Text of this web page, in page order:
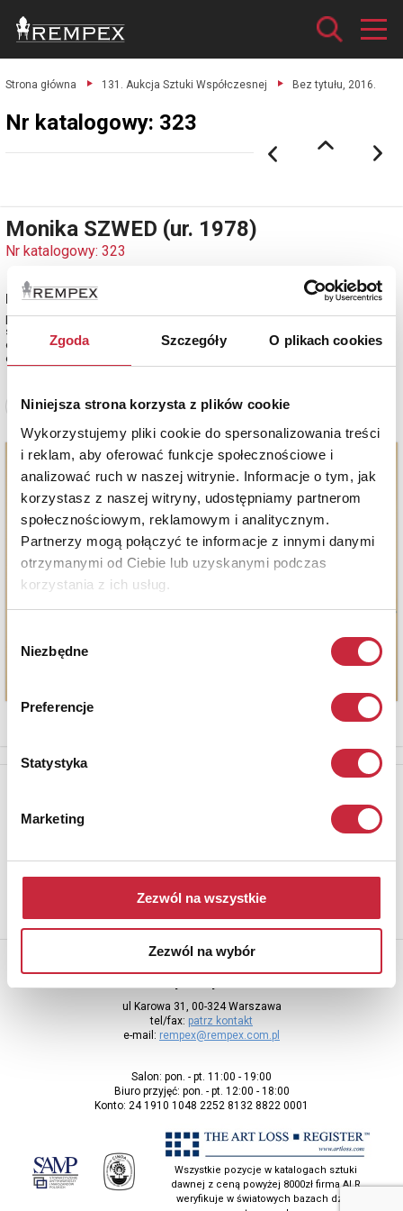
Zgoda Szczegóły O plikach cookies
Niniejsza strona korzysta z plików cookie
Wykorzystujemy pliki cookie do spersonalizowania treści
i reklam, aby oferować funkcje społecznościowe i
analizować ruch w naszej witrynie. Informacje o tym, jak
korzystasz z naszej witryny, udostępniamy partnerom
społecznościowym, reklamowym i analitycznym.
Partnerzy mogą połączyć te informacje z innymi danymi
otrzymanymi od Ciebie lub uzyskanymi podczas
korzystania z ich usług.
zgody
Niezbędne
Preferencje
Statystyka
Marketing
Zezwól na wszystkie
Zezwól na wybór
Strona główna 131. Aukcja Sztuki Współczesnej Bez tytułu, 2016.
Nr katalogowy: 323
Monika SZWED (ur. 1978)
Nr katalogowy: 323
Bez tytułu, 2016
pastel olejny, papier; 66,5 x 101 cm;
sygn., datowany i opisany na odwrocie: Monika Szwed / 2016 / lato / pastel
olejny / bez tytułu (ołówkiem).
estymacja: 6 500 - 8 000 zł
Zobacz pełne informacje
Aby otrzymywać informacje o nowych aukcjach, prosimy podać
ul Karowa 31, 00-324 Warszawa
tel/fax: patrz kontakt
e-mail: rempex@rempex.com.pl
Salon: pon. - pt. 11:00 - 19:00
Biuro przyjęć: pon. - pt. 12:00 - 18:00
Konto: 24 1910 1048 2252 8132 8822 0001
Wszystkie pozycje w katalogach sztuki
dawnej z ceną powyżej 8000zł firma ALR
weryfikuje w światowych bazach dzieł